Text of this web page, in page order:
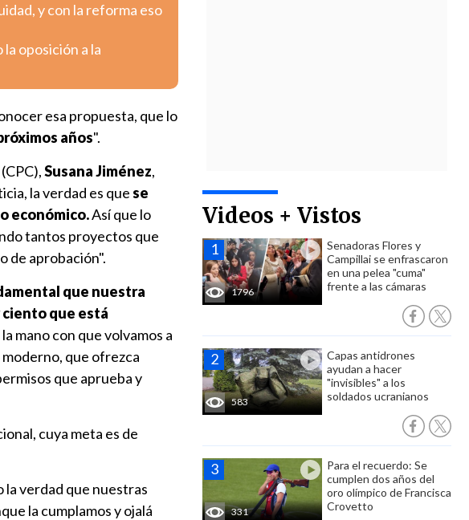
Videos + Vistos
1796
Senadoras Flores y
Campillai se enfrascaron
en una pelea "cuma"
frente a las cámaras
583
Capas antidrones
ayudan a hacer
"invisibles" a los
soldados ucranianos
331
Para el recuerdo: Se
cumplen dos años del
oro olímpico de Francisca
Crovetto
y con la reforma eso
oposición a la
esa propuesta, que lo
años".
Susana Jiménez,
la verdad es quese
económico.Así que lo
tantos proyectos que
de aprobación".
que nuestra
ciento que está
mano con que volvamos a
que ofrezca
que aprueba y
cuya meta es de
la verdad que nuestras
la cumplamos y ojalá